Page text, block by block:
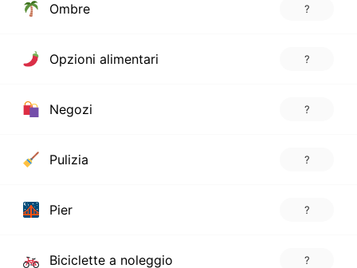
Ombre ?
Opzioni alimentari ?
Negozi ?
Pulizia ?
Pier ?
Biciclette a noleggio ?